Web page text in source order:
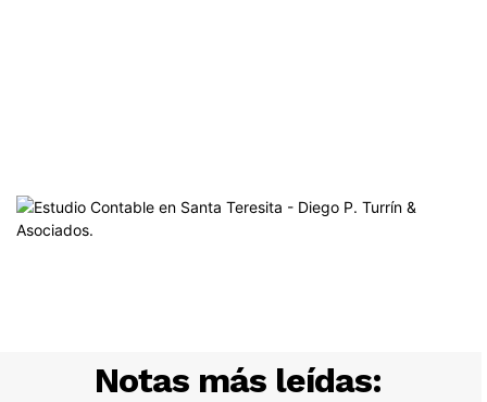
Notas más leídas: